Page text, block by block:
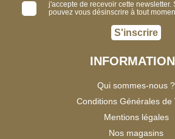
j'accepte de recevoir cette newsletter.
pouvez vous désinscrire à tout
S'inscrire
Qui sommes-nous ?
Conditions Générales de
Mentions légales
Nos magasins